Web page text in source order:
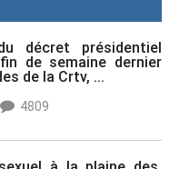
décret présidentiel
de semaine dernier
de la Crtv, ...
4809